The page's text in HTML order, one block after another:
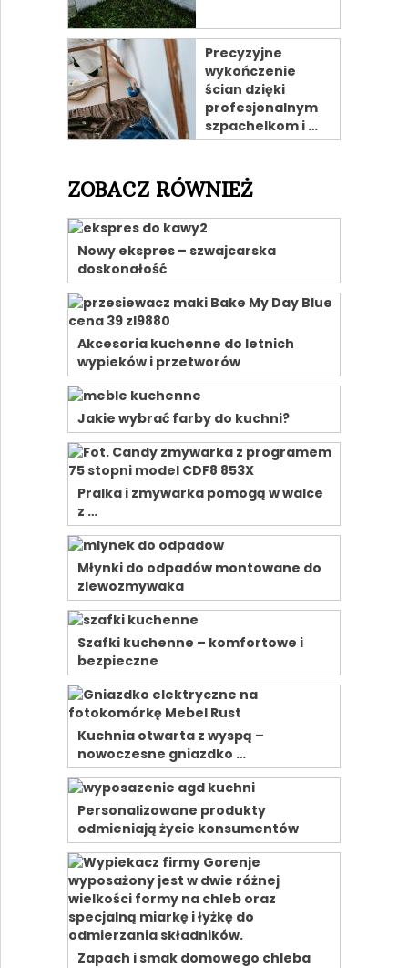
Precyzyjne
wykończenie
ścian dzięki
profesjonalnym
szpachelkom i …
ZOBACZ RÓWNIEŻ
Nowy ekspres – szwajcarska
doskonałość
Akcesoria kuchenne do letnich
wypieków i przetworów
Jakie wybrać farby do kuchni?
Pralka i zmywarka pomogą w walce
z …
Młynki do odpadów montowane do
zlewozmywaka
Szafki kuchenne – komfortowe i
bezpieczne
Kuchnia otwarta z wyspą –
nowoczesne gniazdko …
Personalizowane produkty
odmieniają życie konsumentów
Zapach i smak domowego chleba